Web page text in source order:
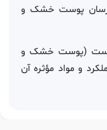
پوست خشک و
پوست (پوست خشک و
و مواد مؤثره آن